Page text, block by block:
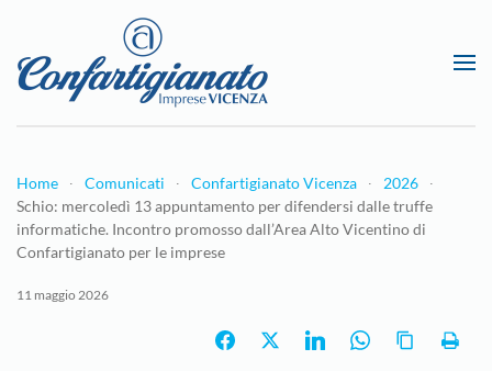
Passa al contenuto principale
Home Comunicati Confartigianato Vicenza
2026
Schio: mercoledì 13 appuntamento per difendersi dalle truffe
informatiche. Incontro promosso dall’Area Alto Vicentino di
Confartigianato per le imprese
11 maggio 2026